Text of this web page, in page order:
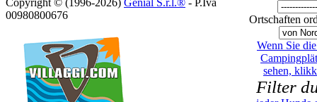
Ortschaften
Wenn Sie
sehen,
Filter
Copyright © (1996-2026) Genial S.r.l.® - P.Iva
00980800676